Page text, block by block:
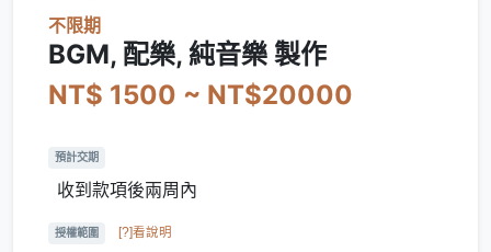
不限期
BGM, 配樂, 純音樂 製作
NT$ 1500 ~ NT$20000
預計交期
收到款項後兩周內
授權範圍 [?]看說明